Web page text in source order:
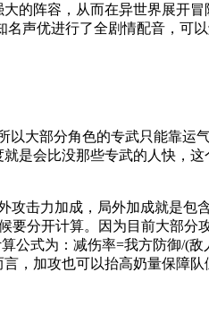
的阵容，从而在异世界展开
声优进行了全剧情配音，可以
大部分角色的专武只能靠运
是会比没那些专武的人快，
攻击力加成，局外加成就是包
分开计算。因为目前大部分
公式为：减伤率=我方防御/(
，加攻也可以抬高奶量保障